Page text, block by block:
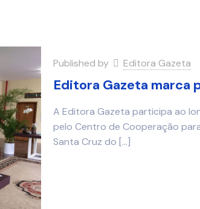
Published by Editora Gazeta
Editora Gazeta marca
A Editora Gazeta participa ao
pelo Centro de Cooperação
Santa Cruz do […]